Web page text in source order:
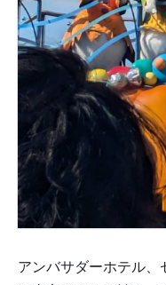
アンバサダーホテル、